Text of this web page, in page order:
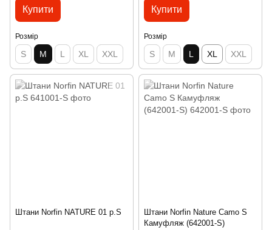
20000мм / M
Купити
Розмір
S M L XL XXL
Купити
Розмір
S M L XL XXL
Штани Norfin NATURE 01 р.S
Штани Norfin Nature Camo S
Камуфляж (642001-S)